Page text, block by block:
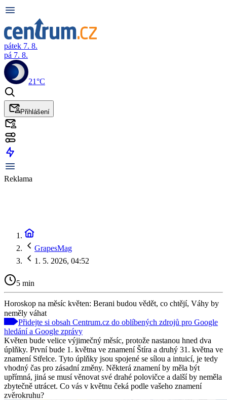
pátek 7. 8.
pá 7. 8.
21°C
Přihlášení
Reklama
GrapesMag
1. 5. 2026, 04:52
5 min
Horoskop na měsíc květen: Berani budou vědět, co chtějí, Váhy by
neměly váhat
Přidejte si obsah Centrum.cz do oblíbených zdrojů pro Google
hledání a Google zprávy
Květen bude velice výjimečný měsíc, protože nastanou hned dva
úplňky. První bude 1. května ve znamení Štíra a druhý 31. května ve
znamení Střelce. Tyto úplňky jsou spojené se sílou a intuicí, je tedy
vhodný čas pro zásadní změny. Některá znamení by měla být
upřímná, jiná se musí věnovat své drahé polovičce a další by neměla
zbytečně utrácet. Co vás v květnu čeká podle vašeho znamení
zvěrokruhu?